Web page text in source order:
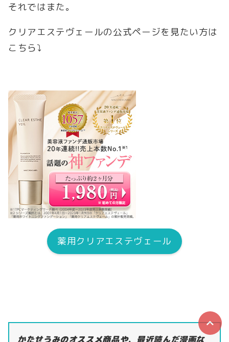
それではまた。
クリアエステヴェールの公式ページを見たい方は
こちら⤵
薬用クリアエステヴェール
かたせうみのオススメ商品や、最近読んだ漫画な